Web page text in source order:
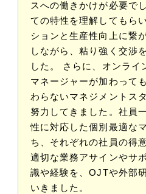
スへの働きかけが必要で
ての特性を理解してもら
ションと生産性向上に繋
しながら、粘り強く交渉
した。 さらに、オンライ
マネージャーが加わって
わらないマネジメントス
努力してきました。社員
性に対応した個別最適な
ち、それぞれの社員の得
適切な業務アサインやサ
識や経験を、OJTや外部
いきました。